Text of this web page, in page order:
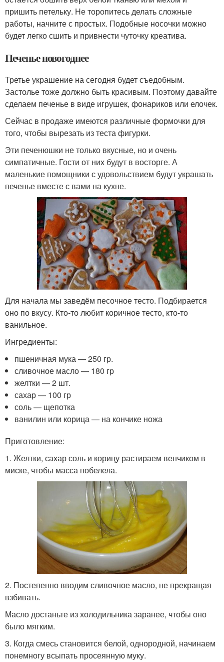
пришить петельку. Не торопитесь делать сложные
работы, начните с простых. Подобные носочки можно
будет легко сшить и привнести чуточку креатива.
Печенье новогоднее
Третье украшение на сегодня будет съедобным.
Застолье тоже должно быть красивым. Поэтому давайте
сделаем печенье в виде игрушек, фонариков или елочек.
Сейчас в продаже имеются различные формочки для
того, чтобы вырезать из теста фигурки.
Эти печенюшки не только вкусные, но и очень
симпатичные. Гости от них будут в восторге. А
маленькие помощники с удовольствием будут украшать
печенье вместе с вами на кухне.
Для начала мы заведём песочное тесто. Подбирается
оно по вкусу. Кто-то любит коричное тесто, кто-то
ванильное.
Ингредиенты:
пшеничная мука — 250 гр.
сливочное масло — 180 гр
желтки — 2 шт.
сахар — 100 гр
соль — щепотка
ванилин или корица — на кончике ножа
Приготовление:
1. Желтки, сахар соль и корицу растираем венчиком в
миске, чтобы масса побелела.
2. Постепенно вводим сливочное масло, не прекращая
взбивать.
Масло достаньте из холодильника заранее, чтобы оно
было мягким.
3. Когда смесь становится белой, однородной, начинаем
понемногу всыпать просеянную муку.